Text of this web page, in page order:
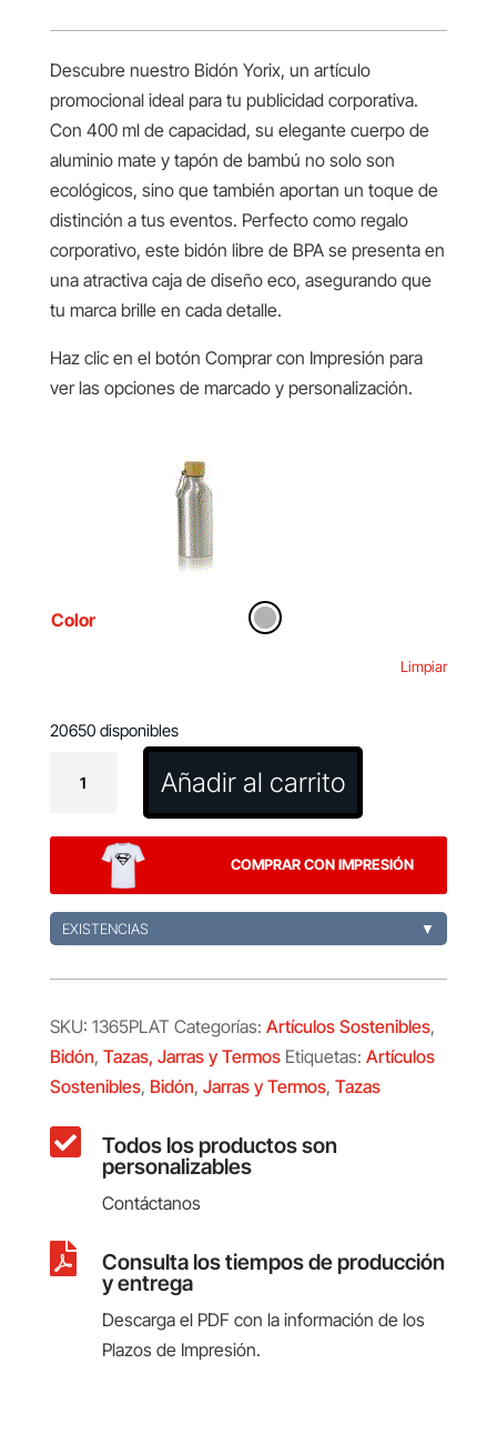
Descubre nuestro Bidón Yorix, un artículo
promocional ideal para tu publicidad corporativa.
Con 400 ml de capacidad, su elegante cuerpo de
aluminio mate y tapón de bambú no solo son
ecológicos, sino que también aportan un toque de
distinción a tus eventos. Perfecto como regalo
corporativo, este bidón libre de BPA se presenta en
una atractiva caja de diseño eco, asegurando que
tu marca brille en cada detalle.
Haz clic en el botón Comprar con Impresión para
ver las opciones de marcado y personalización.
Color
Limpiar
20650 disponibles
Yorix
Añadir al carrito
COMPRAR CON IMPRESIÓN
EXISTENCIAS ▼
SKU: 1365PLAT Categorías: Artículos Sostenibles,
Bidón, Tazas, Jarras y Termos Etiquetas: Artículos
Sostenibles, Bidón, Jarras y Termos, Tazas
 Todos los productos son
personalizables
Contáctanos
 Consulta los tiempos de producción
y entrega
Descarga el PDF con la información de los
Plazos de Impresión.